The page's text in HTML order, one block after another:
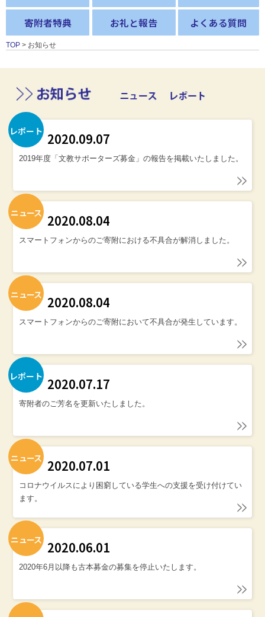
寄附者特典 お礼と報告 よくある質問
TOP > お知らせ
レポート 2020.09.07
2019年度「文教サポーターズ募金」の報告を掲載いたしました。
ニュース 2020.08.04
スマートフォンからのご寄附における不具合が解消しました。
ニュース 2020.08.04
スマートフォンからのご寄附において不具合が発生しています。
レポート 2020.07.17
寄附者のご芳名を更新いたしました。
ニュース 2020.07.01
コロナウイルスにより困窮している学生への支援を受け付けてい
ます。
ニュース 2020.06.01
2020年6月以降も古本募金の募集を停止いたします。